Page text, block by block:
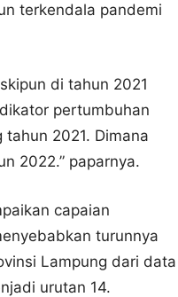
terkendala pandemi
di tahun 2021
pertumbuhan
2021. Dimana
2022.” paparnya.
capaian
turunnya
Lampung dari data
urutan 14.